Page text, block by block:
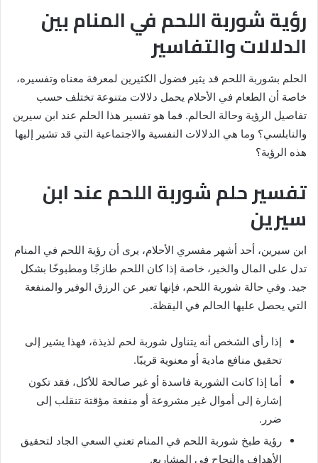
رؤية شوربة اللحم في المنام بين
الدلالات والتفاسير
الحلم بشوربة اللحم قد يثير فضول الكثيرين لمعرفة معناه وتفسيره،
خاصة أن الطعام في الأحلام يحمل دلالات متنوعة تختلف حسب
تفاصيل الرؤية وحالة الحالم. فما هو تفسير هذا الحلم عند ابن سيرين
والنابلسي؟ وما هي الدلالات النفسية والاجتماعية التي قد تشير إليها
هذه الرؤية؟
تفسير حلم شوربة اللحم عند ابن
سيرين
ابن سيرين، أحد أشهر مفسري الأحلام، يرى أن رؤية اللحم في المنام
تدل على المال والخير، خاصة إذا كان اللحم طازجًا ومطبوخًا بشكل
جيد. وفي حالة شوربة اللحم، فإنها تعبر عن الرزق الوفير والمنفعة
التي يحصل عليها الحالم في اليقظة.
إذا رأى الشخص أنه يتناول شوربة لحم لذيذة، فهذا يشير إلى
تحقيق منافع مادية أو معنوية قريبًا.
أما إذا كانت الشوربة فاسدة أو غير صالحة للأكل، فقد تكون
إشارة إلى أموال غير مشروعة أو منفعة مؤقتة تنقلب إلى
ضرر.
رؤية طبخ شوربة اللحم في المنام تعني السعي الجاد لتحقيق
الأهداف والنجاح في المشاريع.